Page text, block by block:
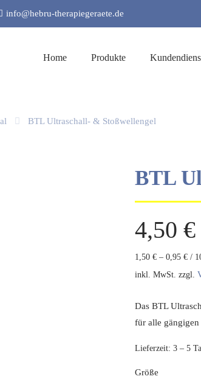
info@hebru-therapiegeraete.de
Home Produkte
BTL Ultraschall- & Stoßwellengel
BTL
4,50 €
1,50 € – 0,95 € /
inkl. MwSt. zzgl.
Das BTL
für alle gängigen
Lieferzeit: 3 – 5
Größe